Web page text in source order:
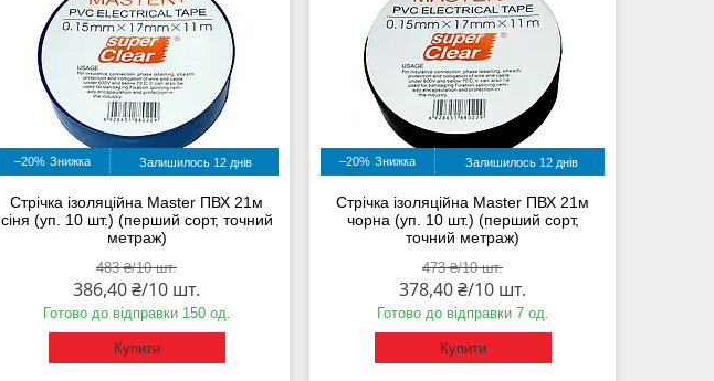
–20% Залишилось 12 днів
Стрічка ізоляційна Master ПВХ 21м
сіня (уп. 10 шт.) (перший сорт, точний
метраж)
483 ₴/10 шт.
386,40 ₴/10 шт.
Готово до відправки 150 од.
Купити
–20% Залишилось 12 днів
Стрічка ізоляційна Master ПВХ 21м
чорна (уп. 10 шт.) (перший сорт,
точний метраж)
473 ₴/10 шт.
378,40 ₴/10 шт.
Готово до відправки 7 од.
Купити